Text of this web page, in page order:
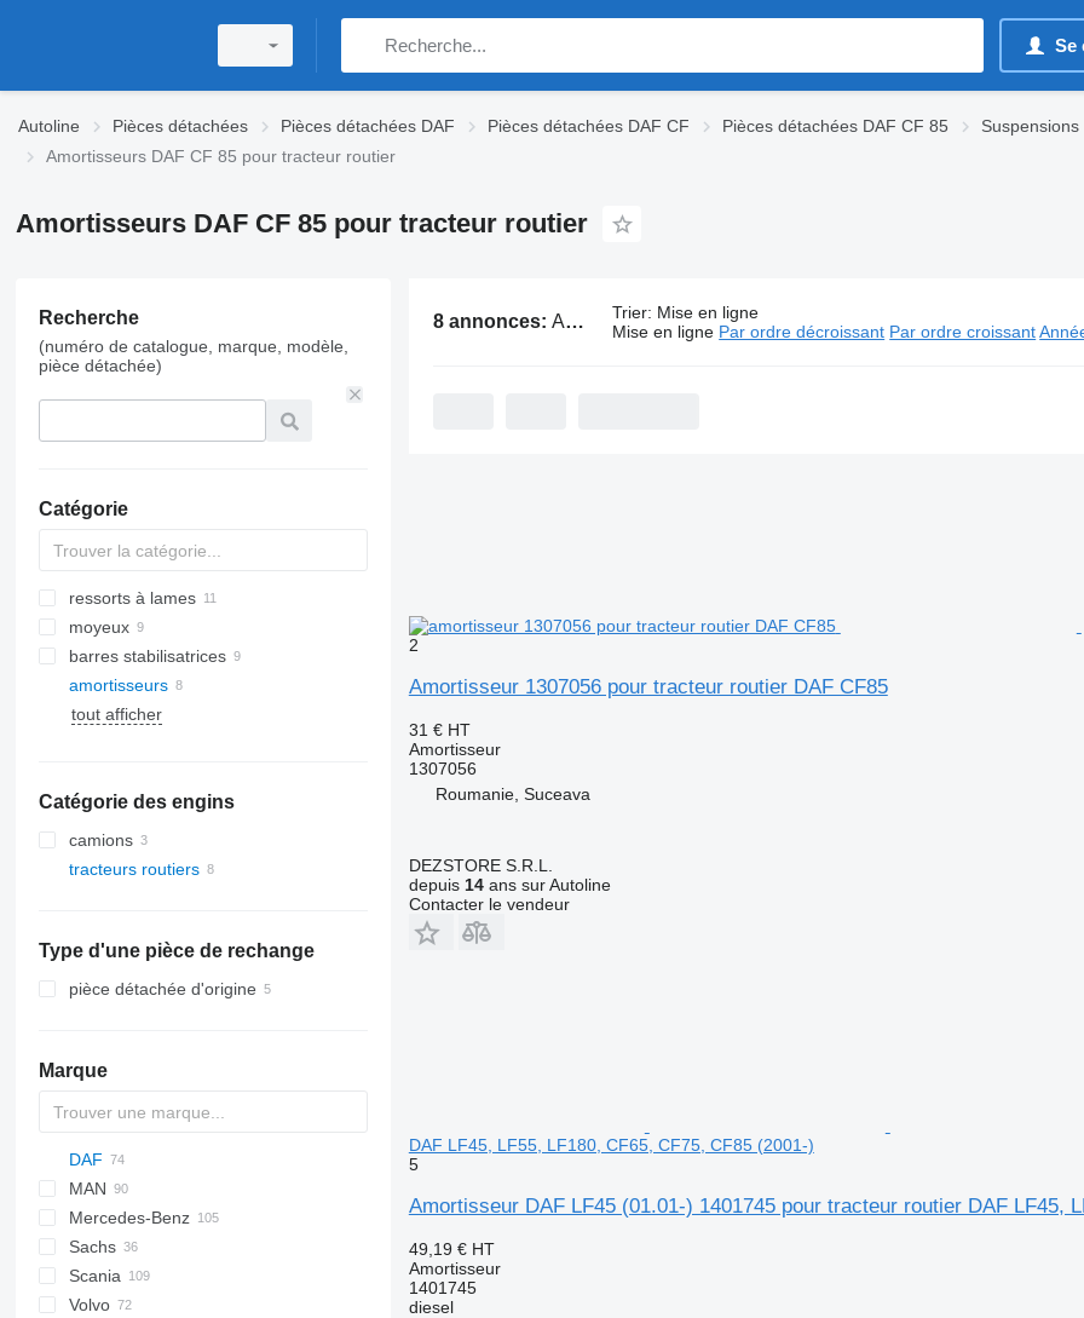
Se
Autoline Pièces détachées Pièces détachées DAF Pièces détachées DAF CF Pièces détachées DAF CF 85
Amortisseurs DAF CF 85 pour tracteur routier
Amortisseurs DAF CF 85 pour tracteur routier
Recherche
(numéro de catalogue, marque, modèle,
pièce détachée)
Catégorie
ressorts à lames
moyeux
barres stabilisatrices
amortisseurs
tout afficher
Catégorie des engins
camions
tracteurs routiers
Type d'une pièce de rechange
pièce détachée d'origine
Marque
Q-series
DAF
CF
CF 65
CF 75
CF 85
CF 450
LF
LF 45
LF 45 180
LF 55
XF
XF 95
XF 105
F-MAX
EuroCargo
Stralis
Trakker
MAN
TGA
TGL
TGM
TGS
Mercedes-Benz
Actros
Antos
Arocs
Magnum
Sachs
Scania
G-series
Volvo
8 annonces: Amortisseurs DAF CF 85 pour tracteur routier Trier: Mise en ligne
Mise en ligne Par ordre décroissant Par ordre croissant
2
Amortisseur 1307056 pour tracteur routier DAF CF85
31 € HT
Amortisseur
1307056
Roumanie, Suceava
DEZSTORE S.R.L.
depuis 14ans sur Autoline
Contacter le vendeur
DAF LF45, LF55, LF180, CF65, CF75, CF85 (2001-)
5
Amortisseur DAF LF45 (01.01-) 1401745 pour tracteur routier DAF LF45,
49,19 € HT
Amortisseur
1401745
diesel